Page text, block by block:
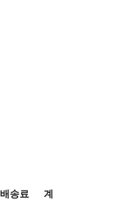
배송료 계